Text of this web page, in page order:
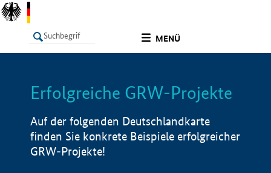
MENÜ
LISTE Info
Erfolgreiche GRW-Projekte
Auf der folgenden Deutschlandkarte
finden Sie konkrete Beispiele erfolgreicher
GRW-Projekte!